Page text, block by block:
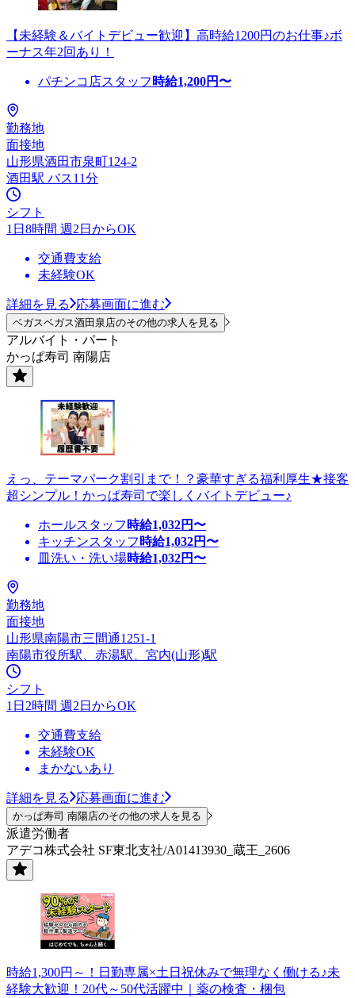
【未経験＆バイトデビュー歓迎】高時給1200円のお仕事♪ボ
ーナス年2回あり！
パチンコ店スタッフ 時給1,200円〜
勤務地
面接地
山形県酒田市泉町124-2
酒田駅 バス11分
シフト
1日8時間 週2日からOK
交通費支給
未経験OK
詳細を見る 応募画面に進む
ベガスベガス酒田泉店のその他の求人を見る
アルバイト・パート
かっぱ寿司 南陽店
えっ、テーマパーク割引まで！？豪華すぎる福利厚生★接客
超シンプル！かっぱ寿司で楽しくバイトデビュー♪
ホールスタッフ 時給1,032円〜
キッチンスタッフ 時給1,032円〜
皿洗い・洗い場時給1,032円〜
勤務地
面接地
山形県南陽市三間通1251-1
南陽市役所駅、赤湯駅、宮内(山形)駅
シフト
1日2時間 週2日からOK
交通費支給
未経験OK
まかないあり
詳細を見る 応募画面に進む
かっぱ寿司 南陽店のその他の求人を見る
派遣労働者
アデコ株式会社 SF東北支社/A01413930_蔵王_2606
時給1,300円～！日勤専属×土日祝休みで無理なく働ける♪未
経験大歓迎！20代～50代活躍中｜薬の検査・梱包